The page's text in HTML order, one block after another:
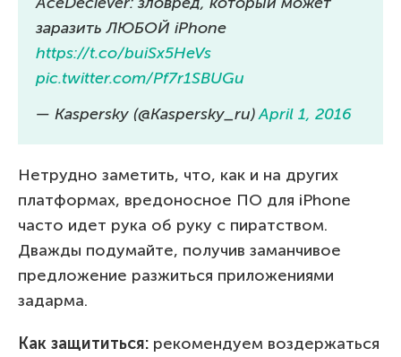
заразить ЛЮБОЙ iPhone
https://t.co/buiSx5HeVs
pic.twitter.com/Pf7r1SBUGu
— Kaspersky (@Kaspersky_ru)April 1, 2016
Нетрудно заметить, что, как и на других
платформах, вредоносное ПО для iPhone
часто идет рука об руку с пиратством.
Дважды подумайте, получив заманчивое
предложение разжиться приложениями
задарма.
Как защититься: рекомендуем воздержаться